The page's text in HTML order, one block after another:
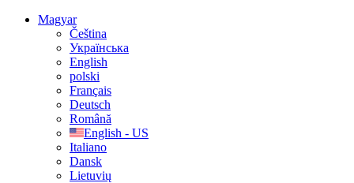
Magyar
Čeština
Українська
English
polski
Français
Deutsch
Română
English - US
Italiano
Dansk
Lietuvių